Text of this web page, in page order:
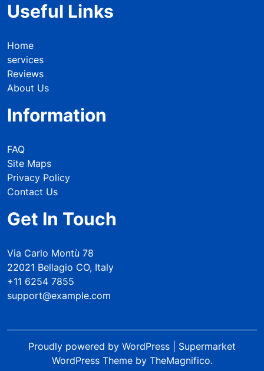
Useful Links
Home
services
Reviews
About Us
Information
FAQ
Site Maps
Privacy Policy
Contact Us
Get In Touch
Via Carlo Montù 78
22021 Bellagio CO, Italy
+11 6254 7855
support@example.com
Proudly powered by WordPress
Supermarket
WordPress Theme by TheMagnifico.